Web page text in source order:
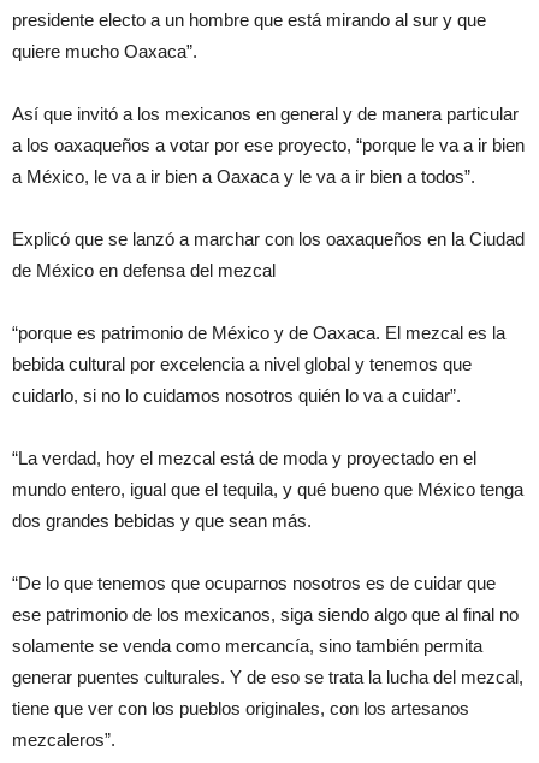
presidente electo a un hombre que está mirando al sur y que
quiere mucho Oaxaca”.
Así que invitó a los mexicanos en general y de manera particular
a los oaxaqueños a votar por ese proyecto, “porque le va a ir bien
a México, le va a ir bien a Oaxaca y le va a ir bien a todos”.
Explicó que se lanzó a marchar con los oaxaqueños en la Ciudad
de México en defensa del mezcal
“porque es patrimonio de México y de Oaxaca. El mezcal es la
bebida cultural por excelencia a nivel global y tenemos que
cuidarlo, si no lo cuidamos nosotros quién lo va a cuidar”.
“La verdad, hoy el mezcal está de moda y proyectado en el
mundo entero, igual que el tequila, y qué bueno que México tenga
dos grandes bebidas y que sean más.
“De lo que tenemos que ocuparnos nosotros es de cuidar que
ese patrimonio de los mexicanos, siga siendo algo que al final no
solamente se venda como mercancía, sino también permita
generar puentes culturales. Y de eso se trata la lucha del mezcal,
tiene que ver con los pueblos originales, con los artesanos
mezcaleros”.